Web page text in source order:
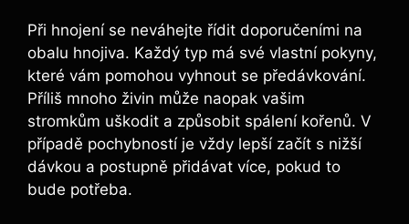
Při hnojení se neváhejte řídit doporučeními na
obalu hnojiva. Každý typ má své vlastní pokyny,
které vám pomohou vyhnout se předávkování.
Příliš mnoho živin může naopak vašim
stromkům uškodit a způsobit spálení kořenů. V
případě pochybností je vždy lepší začít s nižší
dávkou a postupně přidávat více, pokud to
bude potřeba.